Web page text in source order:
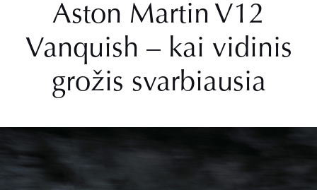
Aston Martin V12
Vanquish – kai vidinis
grožis svarbiausia